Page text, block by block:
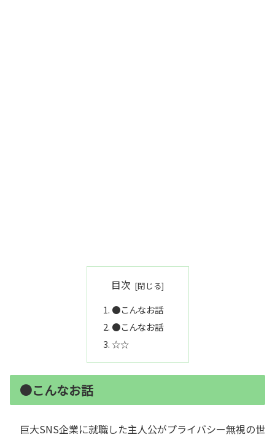
目次
●こんなお話
●こんなお話
☆☆
●こんなお話
巨大SNS企業に就職した主人公がプライバシー無視の世